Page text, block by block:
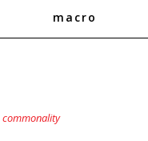
macro
commonality